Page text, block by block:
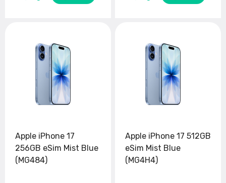
Apple iPhone 17
256GB eSim Mist Blue
(MG484)
Apple iPhone 17 512GB
eSim Mist Blue
(MG4H4)